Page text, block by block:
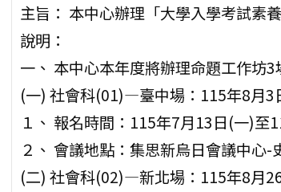
主旨： 本中心辦理「大學入學考試素
說明：
一、 本中心本年度將辦理命題工作坊
(一) 社會科(01)—臺中場：115年8月3
１、 報名時間：115年7月13日(一)至
２、 會議地點：集思新烏日會議中心-
(二) 社會科(02)—新北場：115年8月